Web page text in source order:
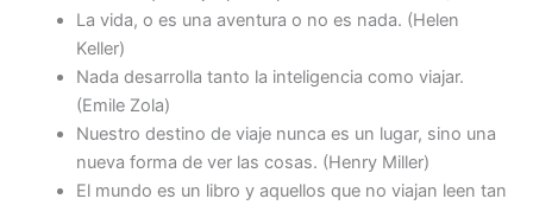
La vida, o es una aventura o no es nada. (Helen
Keller)
Nada desarrolla tanto la inteligencia como viajar.
(Emile Zola)
Nuestro destino de viaje nunca es un lugar, sino una
nueva forma de ver las cosas. (Henry Miller)
El mundo es un libro y aquellos que no viajan leen tan